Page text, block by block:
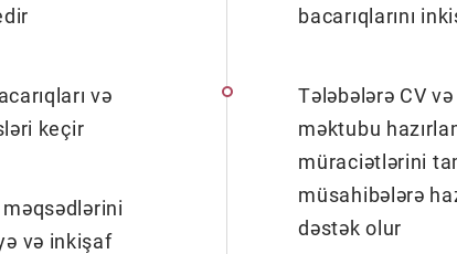
və
keçir
və inkişaf
bacarıqlarını
Tələbələrə CV
məktubu
müraciətlərini
müsahibələrə
dəstək olur